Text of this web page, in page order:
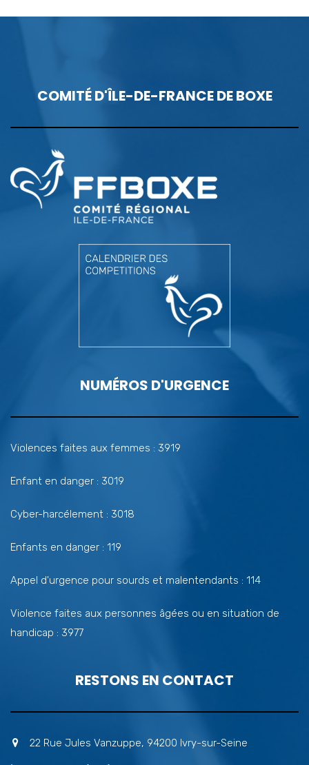
COMITÉ D'ÎLE-DE-FRANCE DE BOXE
NUMÉROS D'URGENCE
Violences faites aux femmes : 3919
Enfant en danger : 3019
Cyber-harcélement : 3018
Enfants en danger : 119
Appel d'urgence pour sourds et malentendants : 114
Violence faites aux personnes âgées ou en situation de
handicap : 3977
RESTONS EN CONTACT
22 Rue Jules Vanzuppe, 94200 Ivry-sur-Seine